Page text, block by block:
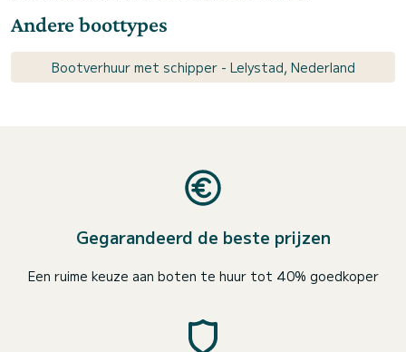
Andere boottypes
Bootverhuur met schipper - Lelystad, Nederland
Gegarandeerd de beste prijzen
Een ruime keuze aan boten te huur tot 40% goedkoper